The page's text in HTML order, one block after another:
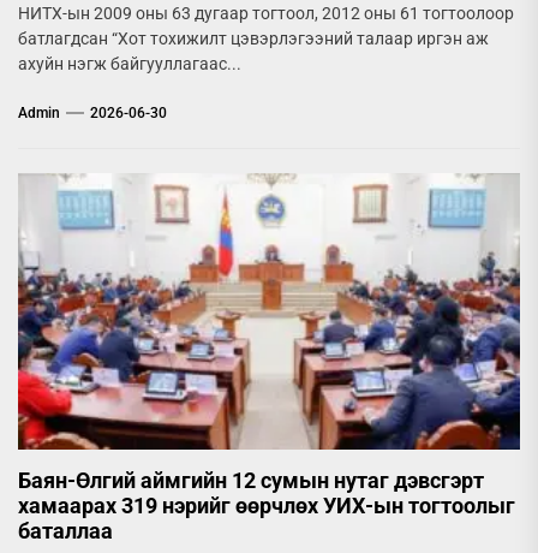
НИТХ-ын 2009 оны 63 дугаар тогтоол, 2012 оны 61 тогтоолоор
батлагдсан “Хот тохижилт цэвэрлэгээний талаар иргэн аж
ахуйн нэгж байгууллагаас...
Admin 2026-06-30
Баян-Өлгий аймгийн 12 сумын нутаг дэвсгэрт
хамаарах 319 нэрийг өөрчлөх УИХ-ын тогтоолыг
баталлаа